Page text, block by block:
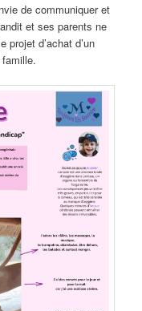
de communiquer et
et ses parents ne
d’achat d’un